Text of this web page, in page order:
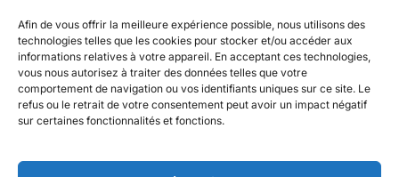
Afin de vous offrir la meilleure expérience possible, nous utilisons des
technologies telles que les cookies pour stocker et/ou accéder aux
informations relatives à votre appareil. En acceptant ces technologies,
vous nous autorisez à traiter des données telles que votre
comportement de navigation ou vos identifiants uniques sur ce site. Le
refus ou le retrait de votre consentement peut avoir un impact négatif
sur certaines fonctionnalités et fonctions.
par Marianne Richard